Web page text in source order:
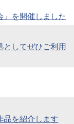
』を開催しました
としてぜひご利用
品を紹介します